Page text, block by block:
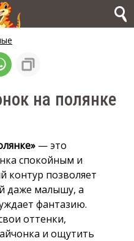
на полянке
— это
спокойным и
контур позволяет
даже малышу, а
фантазию.
оттенки,
и ощутить